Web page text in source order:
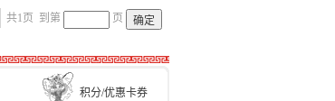
共1页 到第 页
积分/优惠卡券